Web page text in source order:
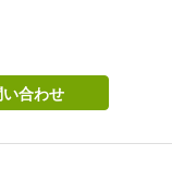
い合わせ